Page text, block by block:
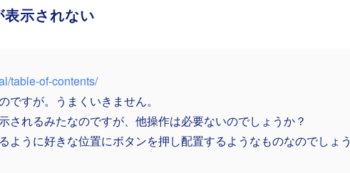
示されない
table-of-contents/
ですが。うまくいきません。
されるみたなのですが、他操作は必要ないのでしょうか？
ように好きな位置にボタンを押し配置するようなものなのでしょう